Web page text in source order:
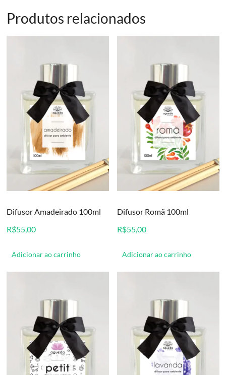
Produtos relacionados
Difusor Amadeirado 100ml
R$55,00
Adicionar ao carrinho
Difusor Romã 100ml
R$55,00
Adicionar ao carrinho